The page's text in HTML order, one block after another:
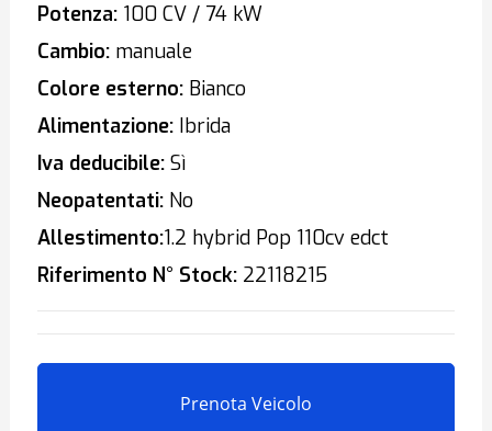
Potenza:100 CV / 74 kW
Cambio:manuale
Colore esterno:Bianco
Alimentazione:Ibrida
Iva deducibile:Sì
Neopatentati:No
Allestimento:1.2 hybrid Pop 110cv edct
Riferimento N° Stock:22118215
Prenota Veicolo